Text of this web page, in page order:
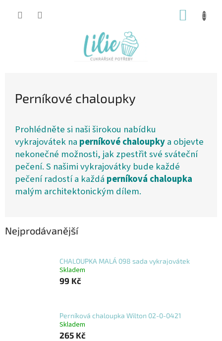
Perníkové chaloupky
Prohlédněte si naši širokou nabídku
vykrajovátek na perníkové chaloupkya objevte
nekonečné možnosti, jak zpestřit své sváteční
pečení. S našimi vykrajovátky bude každé
pečení radostí a každá perníková chaloupka
malým architektonickým dílem.
Nejprodávanější
CHALOUPKA MALÁ 098 sada vykrajovátek
Skladem
99 Kč
Perníková chaloupka Wilton 02-0-0421
Skladem
265 Kč